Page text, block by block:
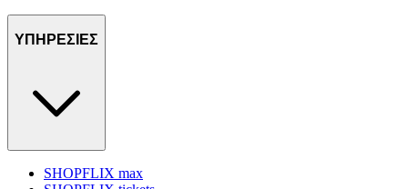
ΥΠΗΡΕΣΙΕΣ
SHOPFLIX max